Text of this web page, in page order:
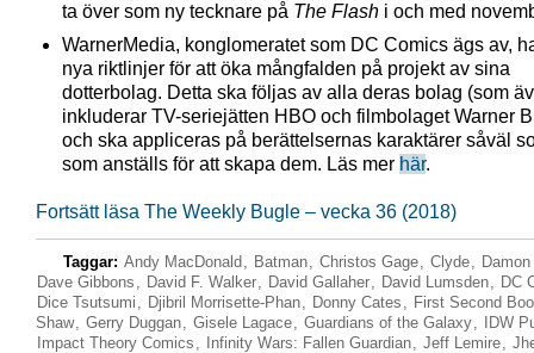
ta över som ny tecknare på The Flash i och med
WarnerMedia, konglomeratet som DC Comics ägs av,
nya riktlinjer för att öka mångfalden på projekt av sina
dotterbolag. Detta ska följas av alla deras bolag (som
inkluderar TV-seriejätten HBO och filmbolaget Warner
och ska appliceras på berättelsernas karaktärer såväl
som anställs för att skapa dem. Läs mer här.
Fortsätt läsa The Weekly Bugle – vecka 36 (2018)
Taggar: Andy MacDonald , Batman, Christos Gage, Clyde,
Dave Gibbons , David F. Walker, David Gallaher, David Lumsden, DC
Dice Tsutsumi , Djibril Morrisette-Phan, Donny Cates , First Second
Shaw, Gerry Duggan, Gisele Lagace, Guardians of the Galaxy,
IDW
Impact Theory Comics , Infinity Wars: Fallen Guardian, Jeff Lemire,